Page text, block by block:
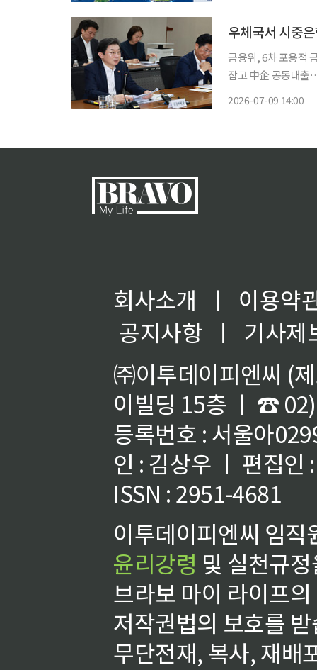
우체국서 시중
금융위, 6차 포용적
잡고 中企 공동대출
2026-07-09 14:00
회사소개 ㅣ
이용약
공지사항
ㅣ
기사제
㈜이투데이피엔씨 (
이빌딩 15층 ㅣ ☎
등록번호 : 서울아
인 : 김상우 ㅣ 편집인
ISSN : 2951-4681
이투데이피엔씨 임
윤리강령 및 실천규
브라보 마이 라이프
저작권법의 보호를
무단전재, 복사, 재배